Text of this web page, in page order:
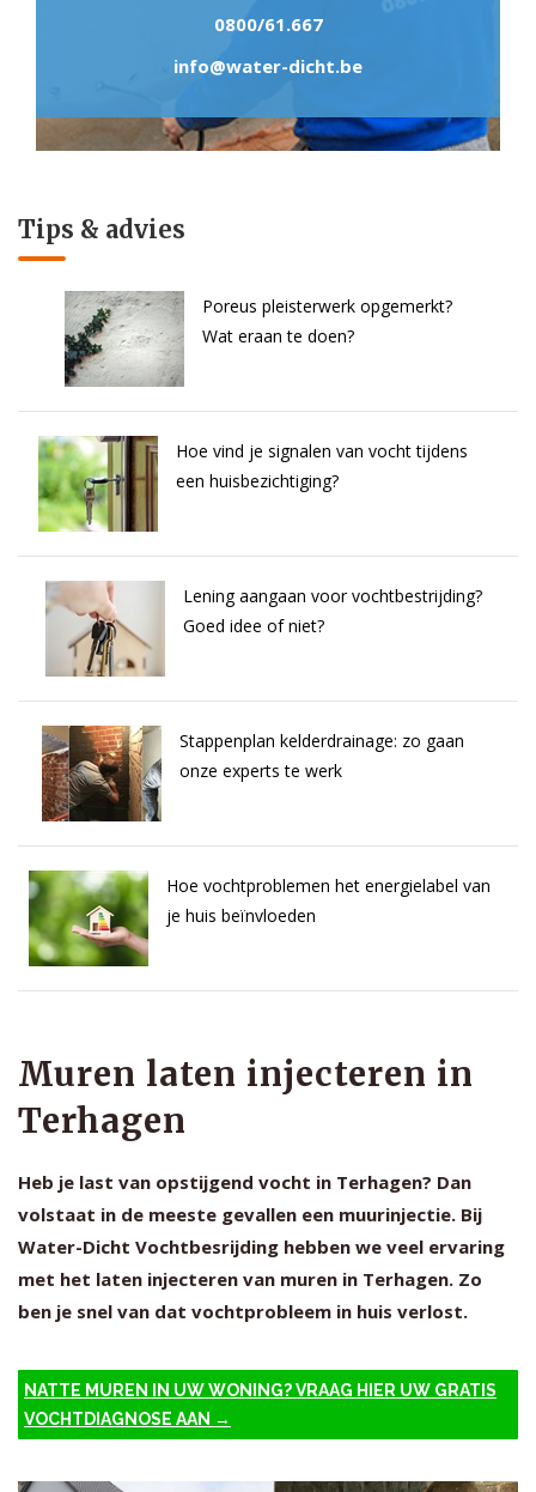
0800/61.667
info@water-dicht.be
Tips & advies
Poreus pleisterwerk opgemerkt?
Wat eraan te doen?
Hoe vind je signalen van vocht tijdens
een huisbezichtiging?
Lening aangaan voor vochtbestrijding?
Goed idee of niet?
Stappenplan kelderdrainage: zo gaan
onze experts te werk
Hoe vochtproblemen het energielabel van
je huis beïnvloeden
Muren laten injecteren in
Terhagen
Heb je last van opstijgend vocht in Terhagen? Dan
volstaat in de meeste gevallen een muurinjectie. Bij
Water-Dicht Vochtbesrijding hebben we veel ervaring
met het laten injecteren van muren in Terhagen. Zo
ben je snel van dat vochtprobleem in huis verlost.
NATTE MUREN IN UW WONING? VRAAG HIER UW GRATIS
VOCHTDIAGNOSE AAN →